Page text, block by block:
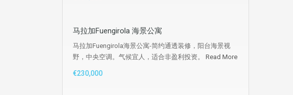
马拉加Fuengirola 海景公寓
马拉加Fuengirola海景公寓-简约通透装修，阳台海景视
野，中央空调。气候宜人，适合非盈利投资。 Read More
€230,000